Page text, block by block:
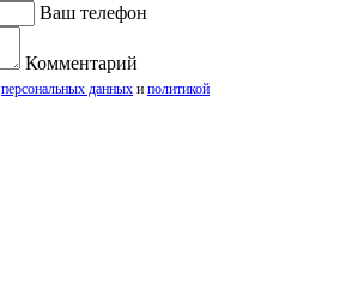
Ваш телефон
Комментарий
персональных данных и политикой